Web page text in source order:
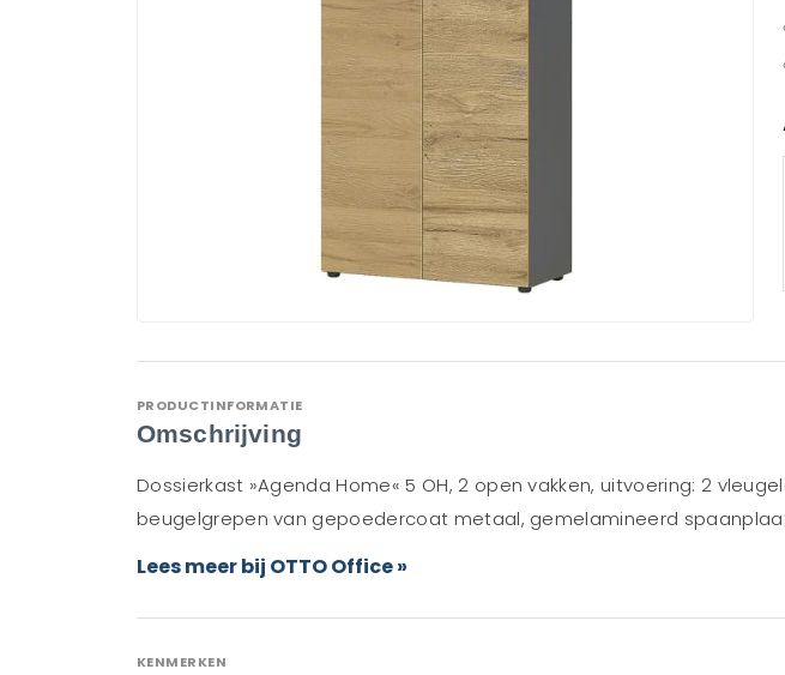
PRODUCTINFORMATIE
Omschrijving
Dossierkast »Agenda Home« 5 OH, 2 open vakken, uitvoering: 2
beugelgrepen van gepoedercoat metaal, gemelamineerd
Lees meer bij OTTO Office »
KENMERKEN